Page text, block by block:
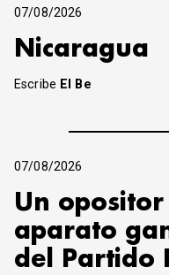
07/08/2026
Nicaragua
Escribe El Be
07/08/2026
Un opositor
aparato
del Partido